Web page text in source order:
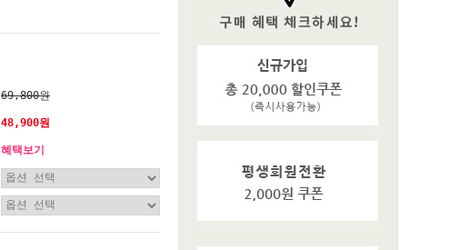
69,800원
48,900원
혜택보기